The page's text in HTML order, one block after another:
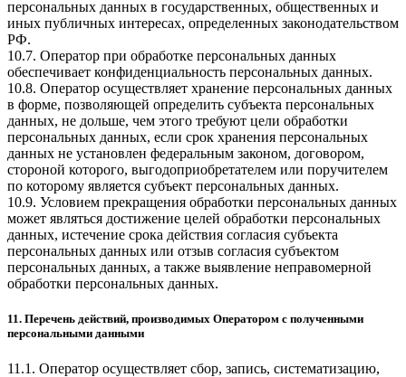
персональных данных в государственных, общественных и
иных публичных интересах, определенных законодательством
РФ.
10.7. Оператор при обработке персональных данных
обеспечивает конфиденциальность персональных данных.
10.8. Оператор осуществляет хранение персональных данных
в форме, позволяющей определить субъекта персональных
данных, не дольше, чем этого требуют цели обработки
персональных данных, если срок хранения персональных
данных не установлен федеральным законом, договором,
стороной которого, выгодоприобретателем или поручителем
по которому является субъект персональных данных.
10.9. Условием прекращения обработки персональных данных
может являться достижение целей обработки персональных
данных, истечение срока действия согласия субъекта
персональных данных или отзыв согласия субъектом
персональных данных, а также выявление неправомерной
обработки персональных данных.
11. Перечень действий, производимых Оператором с полученными
персональными данными
11.1. Оператор осуществляет сбор, запись, систематизацию,